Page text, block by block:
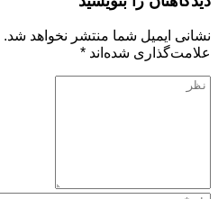
نشانی ایمیل شما منتشر نخواهد شد.
علامت‌گذاری شده‌اند *